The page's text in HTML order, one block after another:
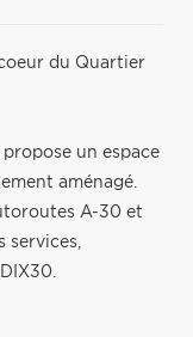
du Quartier
un espace
aménagé.
A-30 et
services,